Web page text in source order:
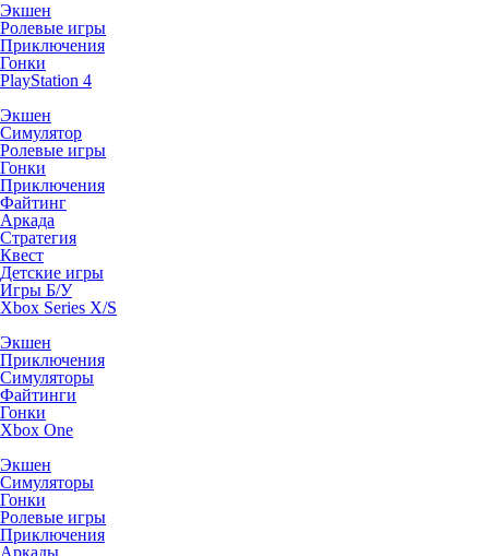
Экшен
Ролевые игры
Приключения
Гонки
PlayStation 4
Экшен
Симулятор
Ролевые игры
Гонки
Приключения
Файтинг
Аркада
Стратегия
Квест
Детские игры
Игры Б/У
Xbox Series X/S
Экшен
Приключения
Симуляторы
Файтинги
Гонки
Xbox One
Экшен
Симуляторы
Гонки
Ролевые игры
Приключения
Аркады